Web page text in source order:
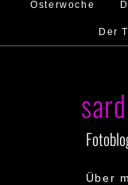
Osterwoche
Der
Über